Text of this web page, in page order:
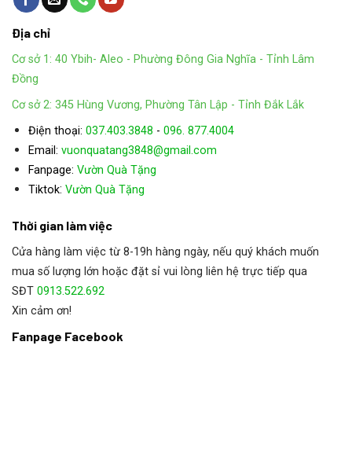
Địa chỉ
Cơ sở 1: 40 Ybih- Aleo - Phường Đông Gia Nghĩa - Tỉnh Lâm
Đồng
Cơ sở 2: 345 Hùng Vương, Phường Tân Lập - Tỉnh Đắk Lắk
Điện thoại: 037.403.3848 - 096. 877.4004
Email: vuonquatang3848@gmail.com
Fanpage: Vườn Quà Tặng
Tiktok: Vườn Quà Tặng
Thời gian làm việc
Cửa hàng làm việc từ 8-19h hàng ngày, nếu quý khách muốn
mua số lượng lớn hoặc đặt sỉ vui lòng liên hệ trực tiếp qua
SĐT 0913.522.692
Xin cảm ơn!
Fanpage Facebook